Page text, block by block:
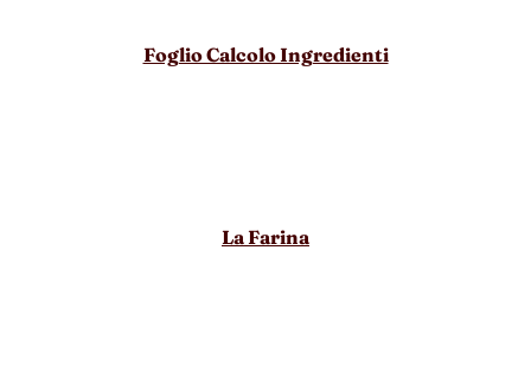
Foglio Calcolo Ingredienti
La Farina